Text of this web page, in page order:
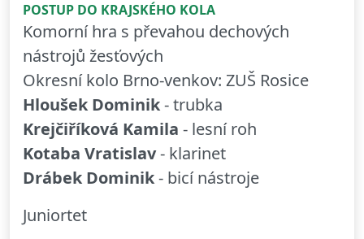
POSTUP DO KRAJSKÉHO KOLA
Komorní hra s převahou dechových
nástrojů žesťových
Okresní kolo Brno-venkov: ZUŠ Rosice
Hloušek Dominik- trubka
Krejčiříková Kamila - lesní roh
Kotaba Vratislav- klarinet
Drábek Dominik- bicí nástroje
Juniortet